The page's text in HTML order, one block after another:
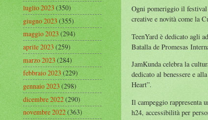
Ogni pomeriggio il
creative e novità come la
TeenYard è dedicato agli
Batalla de Promesas
JamKunda celebra la
dedicato al benessere e
Heart”.
Il campeggio rappresenta
h24, accessibilità per
luglio 2023(350)
giugno 2023(355)
maggio 2023(294)
aprile 2023(259)
marzo 2023(284)
febbraio 2023(229)
gennaio 2023(298)
dicembre 2022(290)
novembre 2022(363)